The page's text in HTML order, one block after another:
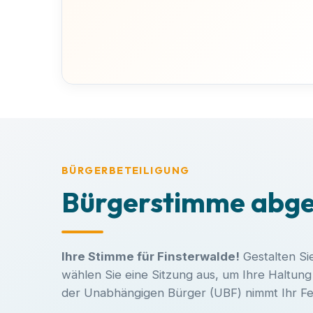
BÜRGERBETEILIGUNG
Bürgerstimme
Ihre Stimme für Finsterwalde! Gestalten
wählen Sie eine Sitzung aus, um Ihre
der Unabhängigen Bürger (UBF) nimmt Ihr